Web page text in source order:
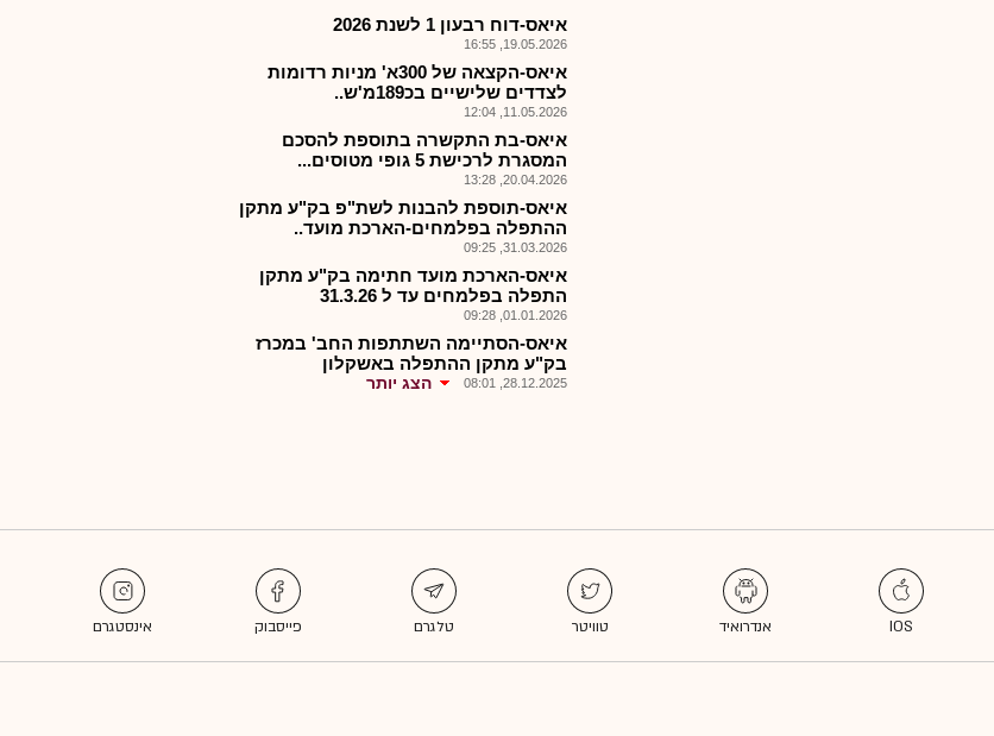
איאס-דוח רבעון 1 לשנת 2026
19.05.2026, 16:55
איאס-הקצאה של 300א' מניות רדומות
לצדדים שלישיים בכ189מ'ש..
11.05.2026, 12:04
איאס-בת התקשרה בתוספת להסכם
המסגרת לרכישת 5 גופי מטוסים...
20.04.2026, 13:28
איאס-תוספת להבנות לשת"פ בק"ע מתקן
ההתפלה בפלמחים-הארכת מועד..
31.03.2026, 09:25
איאס-הארכת מועד חתימה בק"ע מתקן
התפלה בפלמחים עד ל 31.3.26
01.01.2026, 09:28
איאס-הסתיימה השתתפות החב' במכרז
בק"ע מתקן ההתפלה באשקלון
28.12.2025, 08:01 הצג יותר